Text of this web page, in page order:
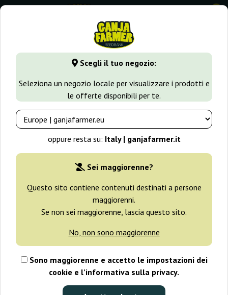
Scegli il tuo negozio:
Seleziona un negozio locale per visualizzare i prodotti e
le offerte disponibili per te.
oppure resta su: Italy | ganjafarmer.it
Sei maggiorenne?
Questo sito contiene contenuti destinati a persone
maggiorenni.
Se non sei maggiorenne, lascia questo sito.
No, non sono maggiorenne
Sono maggiorenne e accetto le impostazioni dei
cookie e l’informativa sulla privacy.
0
GanjaFarmer.it Varietà di Cannabis Blueberry White
-25%
+ omaggi